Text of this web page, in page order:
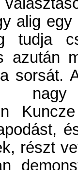
alig
azután
sorsát.
részt